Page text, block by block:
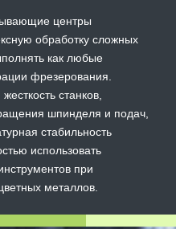
центры
обработку сложных
как любые
фрезерования.
станков,
шпинделя и подач,
стабильность
использовать
при
металлов.